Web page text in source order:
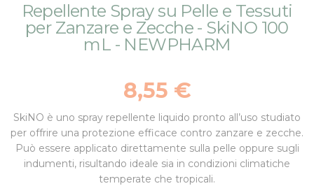
alla
fine
all'inizio
della
Repellente Spray su Pelle e Tessuti
per Zanzare e Zecche - SkiNO 100
mL - NEWPHARM
8,55 €
SkiNO è uno spray repellente liquido pronto all’uso studiato
per offrire una protezione efficace contro zanzare e zecche.
Può essere applicato direttamente sulla pelle oppure sugli
indumenti, risultando ideale sia in condizioni climatiche
temperate che tropicali.